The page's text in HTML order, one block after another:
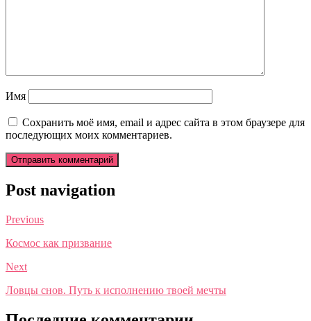
Имя
Сохранить моё имя, email и адрес сайта в этом браузере для
последующих моих комментариев.
Post navigation
Previous
Космос как призвание
Next
Ловцы снов. Путь к исполнению твоей мечты